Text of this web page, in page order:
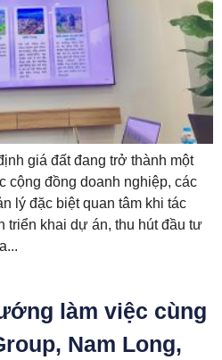
giá đất đang trở thành một
cộng đồng doanh nghiệp, các
lý đặc biệt quan tâm khi tác
triển khai dự án, thu hút đầu tư
làm việc cùng
Nam Long,